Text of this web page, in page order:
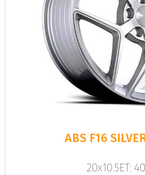
20x10.5ET: